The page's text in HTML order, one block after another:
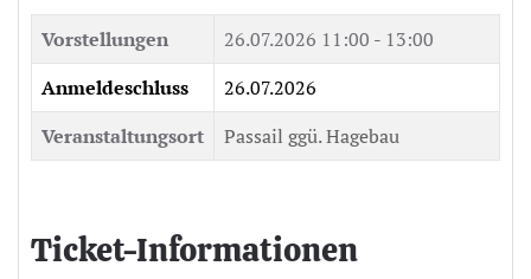
Vorstellungen 26.07.2026 11:00 - 13:00
Anmeldeschluss
26.07.2026
Veranstaltungsort
Passail ggü. Hagebau
Ticket-Informationen